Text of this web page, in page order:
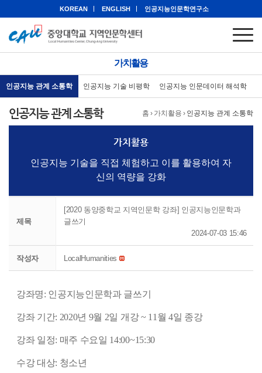
KOREAN ENGLISH 인공지능인문학연구소
가치활용
인공지능 관계 소통학 인공지능 기술 비평학 인공지능 인문데이터 해석학
홈 › 가치활용 › 인공지능 관계 소통학
인공지능 관계 소통학
가치활용
인공지능 기술을 직접 체험하고 이를 활용하여 자
신의 역량을 강화
제목
[2020 동양중학교 지역인문학 강좌] 인공지능인문학과
글쓰기
2024-07-03 15:46
작성자 LocalHumanities
강좌명: 인공지능인문학과 글쓰기
강좌 기간: 2020년 9월 2일 개강 ~ 11월 4일 종강
강좌 일정: 매주 수요일 14:00~15:30
수강 대상: 청소년